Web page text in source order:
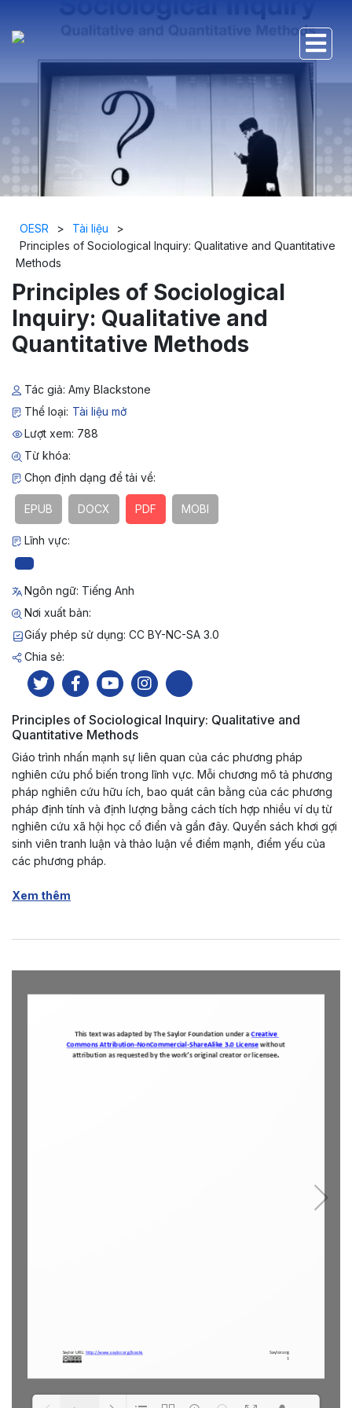
OESR > Tài liệu
>
Principles of Sociological Inquiry: Qualitative and Quantitative
Methods
Principles of Sociological
Inquiry: Qualitative and
Quantitative Methods
Tác giả: Amy Blackstone
Thể loại: Tài liệu mở
Lượt xem: 788
Từ khóa:
Chọn định dạng để tải về:
EPUB DOCX PDF MOBI
Lĩnh vực:
Ngôn ngữ: Tiếng Anh
Nơi xuất bản:
Giấy phép sử dụng: CC BY-NC-SA 3.0
Chia sẻ:
Principles of Sociological Inquiry: Qualitative and
Quantitative Methods
Giáo trình nhấn mạnh sự liên quan của các phương pháp
nghiên cứu phổ biến trong lĩnh vực. Mỗi chương mô tả phương
pháp nghiên cứu hữu ích, bao quát cân bằng của các phương
pháp định tính và định lượng bằng cách tích hợp nhiều ví dụ từ
nghiên cứu xã hội học cổ điển và gần đây. Quyển sách khơi gợi
sinh viên tranh luận và thảo luận về điểm mạnh, điểm yếu của
các phương pháp.
Xem thêm